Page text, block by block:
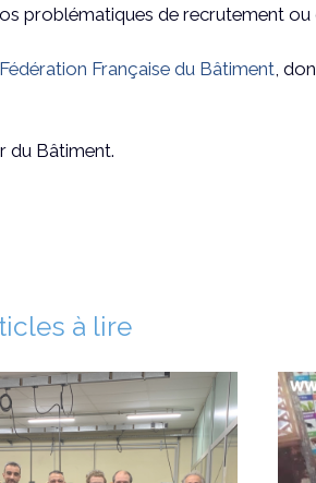
problématiques de recrutement ou
Fédération Française du Bâtiment,
du Bâtiment.
à lire